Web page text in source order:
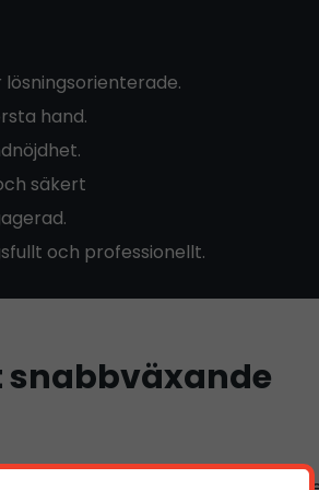
lösningsorienterade.
hand.
säkert
och professionellt.
snabbväxande